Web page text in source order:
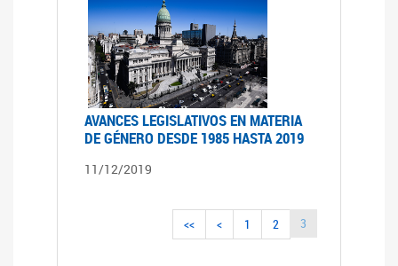
AVANCES LEGISLATIVOS EN MATERIA
DE GÉNERO DESDE 1985 HASTA 2019
11/12/2019
<< < 1 2 3